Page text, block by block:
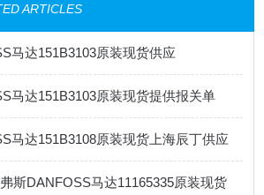
ARTICLES
马达151B3103原装现货供应
马达151B3103原装现货提供报关单
马达151B3108原装现货上海辰丁供应
斯DANFOSS马达11165335原装现货